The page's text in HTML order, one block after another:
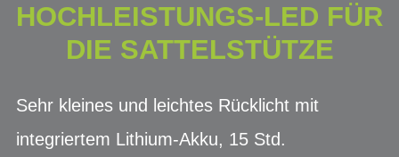
HOCHLEISTUNGS-LED FÜR
DIE SATTELSTÜTZE
Sehr kleines und leichtes Rücklicht mit
integriertem Lithium-Akku, 15 Std.